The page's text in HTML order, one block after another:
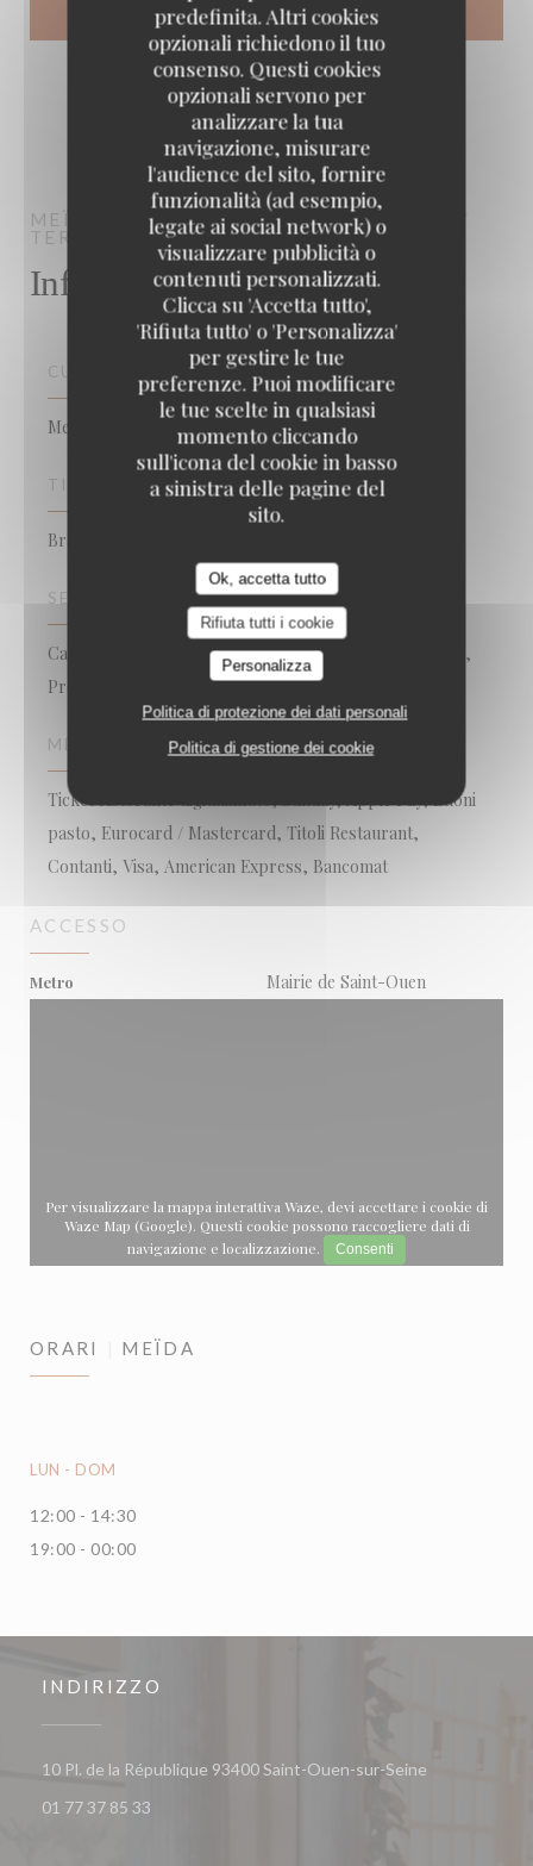
predefinita. Altri cookies
opzionali richiedono il tuo
consenso. Questi cookies
opzionali servono per
analizzare la tua
navigazione, misurare
l'audience del sito, fornire
funzionalità (ad esempio,
legate ai social network) o
visualizzare pubblicità o
contenuti personalizzati.
Clicca su 'Accetta tutto',
'Rifiuta tutto' o 'Personalizza'
per gestire le tue
preferenze. Puoi modificare
le tue scelte in qualsiasi
momento cliccando
sull'icona del cookie in basso
a sinistra delle pagine del
sito.
Ok, accetta tutto
Rifiuta tutti i cookie
Personalizza
Politica di protezione dei dati personali
Politica di gestione dei cookie
MEÏDA
BRASSERIE MÉDITERRANÉENNE /
TERRASSE
SAINT-OUEN-SUR-SEINE
Informazioni pratiche
CUCINA
Mediterraneo, Francese
TIPOLOGIA
Brasserie Méditerranéenne / Terrasse
SERVIZI
Camera con aria condizionata, Privatizzazione, Gruppi,
Prenotazioni
METODO DI PAGAMENTO
Ticket ristorante digitalizzato, Sunday, Apple Pay, Buoni
pasto, Eurocard / Mastercard, Titoli Restaurant,
Contanti, Visa, American Express, Bancomat
ACCESSO
Metro Mairie de Saint-Ouen
Per visualizzare la mappa interattiva Waze, devi accettare i cookie di
Waze Map (Google). Questi cookie possono raccogliere dati di
navigazione e localizzazione.
Consenti
ORARI MEÏDA
LUN - DOM
12:00 - 14:30
19:00 - 00:00
INDIRIZZO
10 Pl. de la République 93400 Saint-Ouen-sur-Seine
01 77 37 85 33